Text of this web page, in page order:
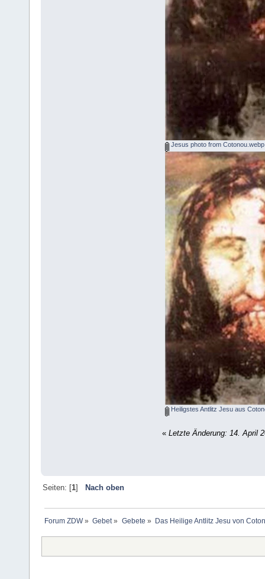
Jesus photo from Cotonou.webp
Heiligstes Antlitz Jesu aus
« Letzte Änderung: 14. April
Seiten: [1] Nach oben
Forum ZDW» Gebet » Gebete » Das Heilige Antlitz Jesu von